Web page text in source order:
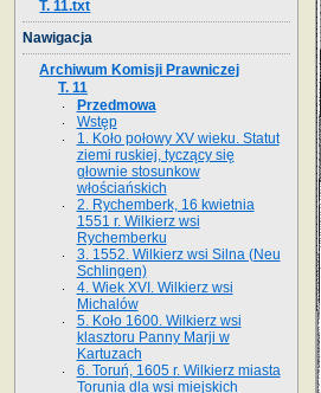
T. 11.txt
Nawigacja
Archiwum Komisji Prawniczej
T. 11
Przedmowa
Wstęp
1. Koło połowy XV wieku. Statut
ziemi ruskiej, tyczący się
głownie stosunkow
włościańskich
2. Rychemberk, 16 kwietnia
1551 r. Wilkierz wsi
Rychemberku
3. 1552. Wilkierz wsi Silna (Neu
Schlingen)
4. Wiek XVI. Wilkierz wsi
Michalów
5. Koło 1600. Wilkierz wsi
klasztoru Panny Marji w
Kartuzach
6. Toruń, 1605 r. Wilkierz miasta
Torunia dla wsi miejskich